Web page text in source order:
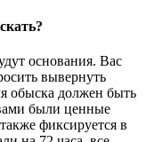
основания. Вас
вывернуть
обыска должен быть
были ценные
фиксируется в